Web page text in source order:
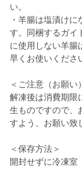
い。
・羊腸は塩漬け
す。同梱するガイ
に使用しない羊腸
早くお使いくださ
＜ご注意（お願い
解凍後は消費期限
生ものですので、
すよう、お願い致
＜保存方法＞
開封せずに冷凍